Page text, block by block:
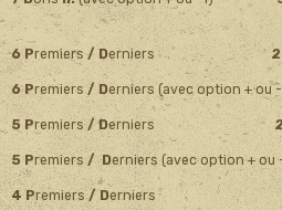
6 Premiers/ Derniers 25
6 Premiers/ Derniers (avec option + ou
5 Premiers/ Derniers 2
5 Premiers/ Derniers (avec option + ou
4 Premiers/ Derniers